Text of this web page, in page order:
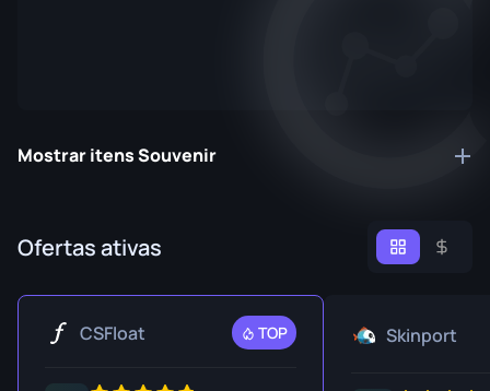
Mostrar itens Souvenir
Ofertas ativas
CSFloat TOP Skinport